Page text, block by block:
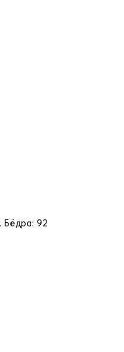
Бёдра: 92